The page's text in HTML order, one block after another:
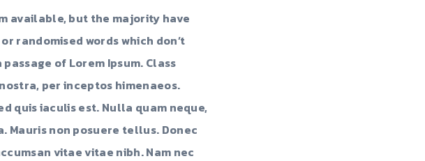
available, but the majority have
randomised words which don’t
of Lorem Ipsum. Class
per inceptos himenaeos.
quis iaculis est. Nulla quam neque,
non posuere tellus. Donec
vitae vitae nibh. Nam nec